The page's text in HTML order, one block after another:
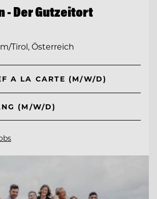
- Der Gutzeitort
Tirol, Österreich
A LA CARTE (M/W/D)
(M/W/D)